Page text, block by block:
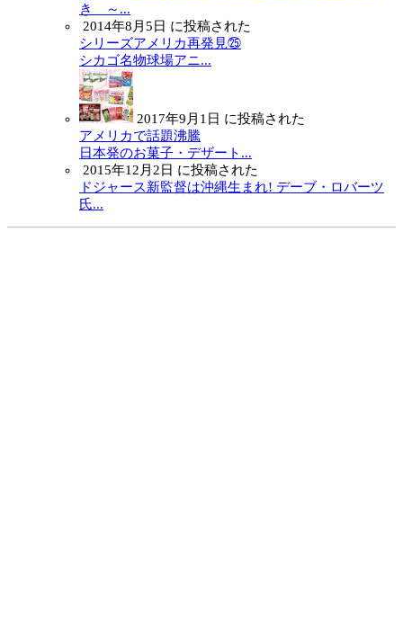
き ～...
2014年8月5日 に投稿された
シリーズアメリカ再発見㉕
シカゴ名物球場アニ...
2017年9月1日 に投稿された
アメリカで話題沸騰
日本発のお菓子・デザート...
2015年12月2日 に投稿された
ドジャース新監督は沖縄生まれ! デーブ・ロバーツ
氏...